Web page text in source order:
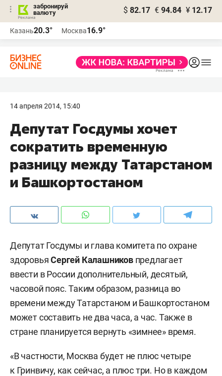
забронируй
валюту
$ 82.17 € 94.84 ¥ 12.17
Казань20.3° Москва16.9°
14 апреля 2014, 15:40
Депутат Госдумы хочет
сократить временную
разницу между Татарстаном
и Башкортостаном
Депутат Госдумы и глава комитета по охране
здоровьяСергей Калашниковпредлагает
ввести в России дополнительный, десятый,
часовой пояс. Таким образом, разница во
времени между Татарстаном и Башкортостаном
может составить не два часа, а час. Также в
стране планируется вернуть «зимнее» время.
«В частности, Москва будет не плюс четыре
к Гринвичу, как сейчас, а плюс три. Но в каждом